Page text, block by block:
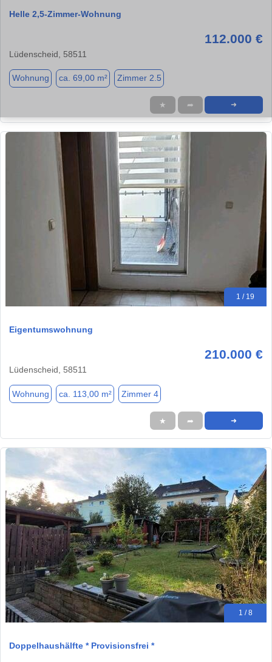
Helle 2,5-Zimmer-Wohnung
112.000 €
Lüdenscheid, 58511
Wohnung ca. 69,00 m² Zimmer 2.5
★ ➦ ➜
1 / 19
Eigentumswohnung
210.000 €
Lüdenscheid, 58511
Wohnung ca. 113,00 m² Zimmer 4
★ ➦ ➜
1 / 8
Doppelhaushälfte * Provisionsfrei *